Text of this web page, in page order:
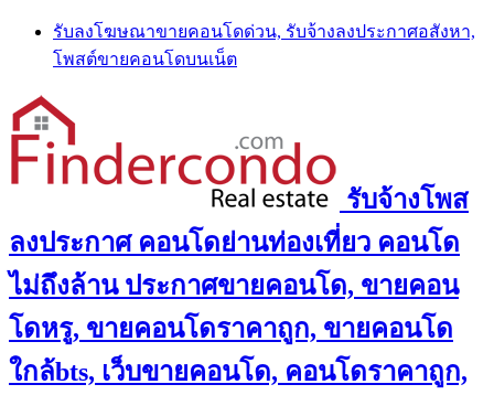
Skip
content
รับลงโฆษณาขายคอนโดด่วน, รับจ้างลงประกาศอสังหา,
โพสต์ขายคอนโดบนเน็ต
รับจ้างโพส
ลงประกาศ คอนโดย่านท่องเที่ยว คอนโด
ไม่ถึงล้าน ประกาศขายคอนโด, ขายคอน
โดหรู, ขายคอนโดราคาถูก, ขายคอนโด
ใกล้bts, เว็บขายคอนโด, คอนโดราคาถูก,